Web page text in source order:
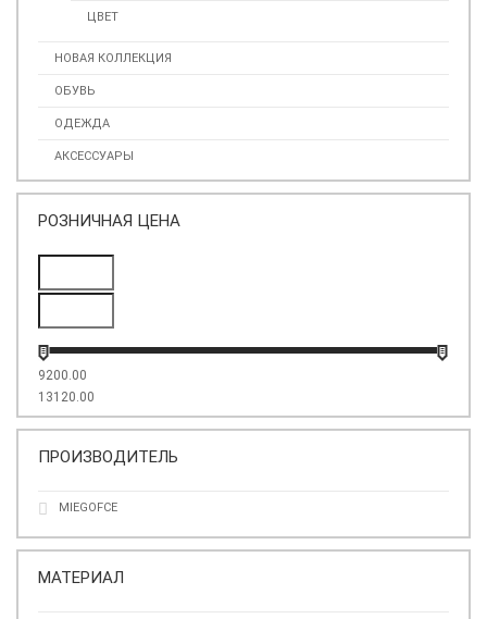
ЦВЕТ
НОВАЯ КОЛЛЕКЦИЯ
ОБУВЬ
ОДЕЖДА
АКСЕССУАРЫ
РОЗНИЧНАЯ ЦЕНА
9200.00
13120.00
ПРОИЗВОДИТЕЛЬ
MIEGOFCE
МАТЕРИАЛ